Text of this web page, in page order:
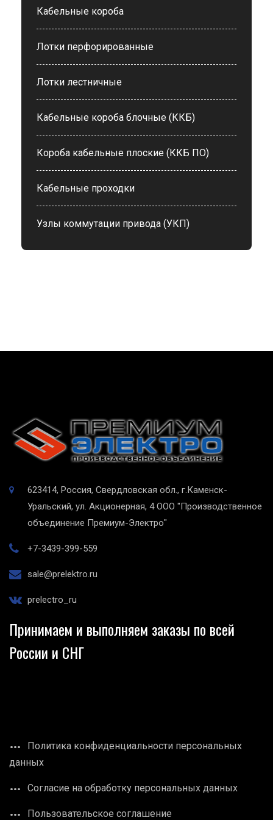
Кабельные короба
Лотки перфорированные
Лотки лестничные
Кабельные короба блочные (ККБ)
Короба кабельные плоские (ККБ ПО)
Кабельные проходки
Узлы коммутации привода (УКП)
623414, Россия, Свердловская обл., г.Каменск-
Уральский, ул. Акционерная, 4 ООО "Производственное
объединение Премиум-Электро"
+7-3439-399-559
sale@prelektro.ru
prelectro_ru
Принимаем и выполняем заказы по всей
России и СНГ
Политика конфиденциальности персональных
данных
Согласие на обработку персональных данных
Пользовательское соглашение